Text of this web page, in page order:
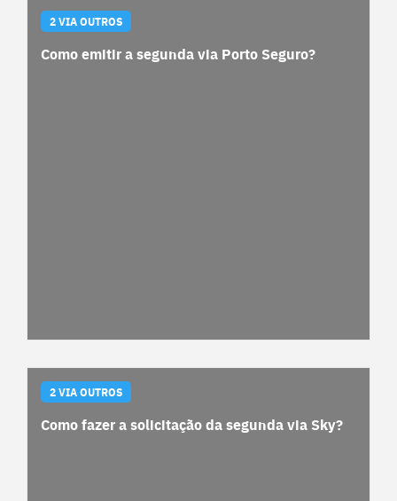
2 VIA OUTROS
Como emitir a segunda via Porto Seguro?
2 VIA OUTROS
Como fazer a solicitação da segunda via Sky?